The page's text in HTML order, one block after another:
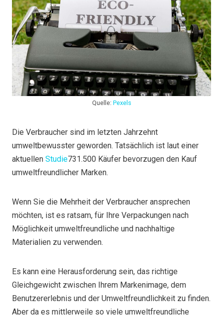
Quelle: Pexels
Die Verbraucher sind im letzten Jahrzehnt
umweltbewusster geworden. Tatsächlich ist laut einer
aktuellen Studie731.500 Käufer bevorzugen den Kauf
umweltfreundlicher Marken.
Wenn Sie die Mehrheit der Verbraucher ansprechen
möchten, ist es ratsam, für Ihre Verpackungen nach
Möglichkeit umweltfreundliche und nachhaltige
Materialien zu verwenden.
Es kann eine Herausforderung sein, das richtige
Gleichgewicht zwischen Ihrem Markenimage, dem
Benutzererlebnis und der Umweltfreundlichkeit zu finden.
Aber da es mittlerweile so viele umweltfreundliche